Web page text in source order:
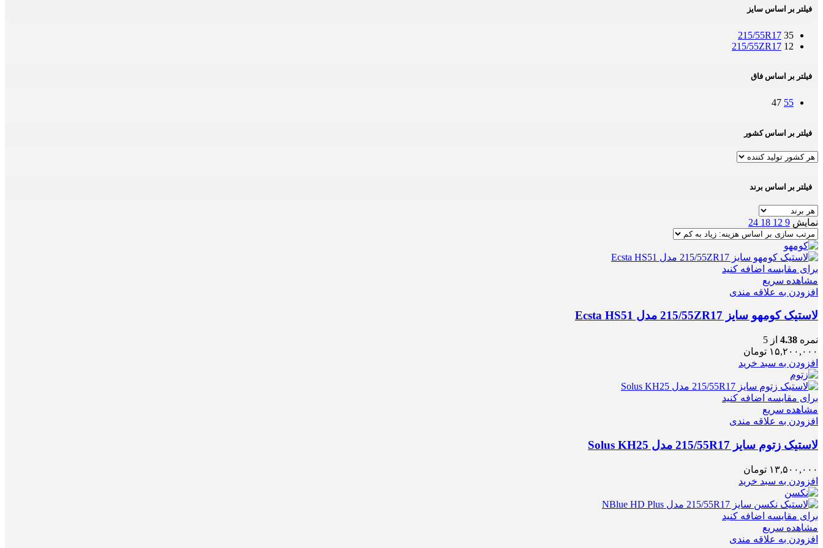
فیلتر بر اساس سایز
215/55R17 35
215/55ZR17 12
فیلتر بر اساس فاق
55
47
فیلتر بر اساس کشور
فیلتر بر اساس برند
نمایش 9
12
18
24
برای مقایسه اضافه کنید
مشاهده سریع
افزودن به علاقه مندی
لاستیک کومهو سایز 215/55ZR17 مدل Ecsta HS51
نمره 4.38 از 5
۱۵,۲۰۰,۰۰۰ تومان
افزودن به سبد خرید
برای مقایسه اضافه کنید
مشاهده سریع
افزودن به علاقه مندی
لاستیک زتوم سایز 215/55R17 مدل Solus KH25
۱۳,۵۰۰,۰۰۰ تومان
افزودن به سبد خرید
برای مقایسه اضافه کنید
مشاهده سریع
افزودن به علاقه مندی